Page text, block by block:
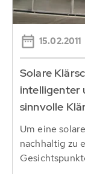
15.02.2011
Solare
intelligenter
sinnvolle
Um eine
nachhaltig zu